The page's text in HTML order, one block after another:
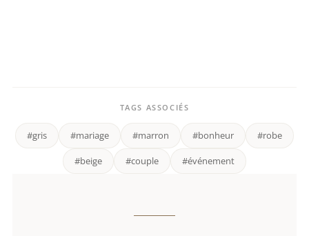
TAGS ASSOCIÉS
#gris #mariage #marron #bonheur #robe
#beige #couple #événement